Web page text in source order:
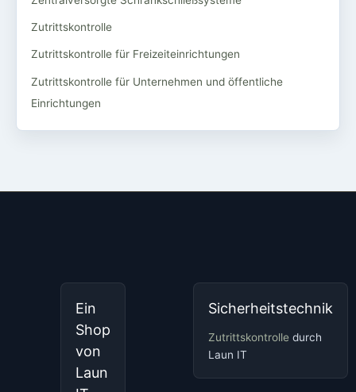
Zutrittskontrolle
Zutrittskontrolle für Freizeiteinrichtungen
Zutrittskontrolle für Unternehmen und öffentliche
Einrichtungen
Ein
Shop
von
Laun
Sicherheitstechnik
Zutrittskontrolle durch
Laun IT